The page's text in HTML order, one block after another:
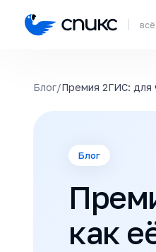
Блог/Премия 2ГИС: для
Блог
как